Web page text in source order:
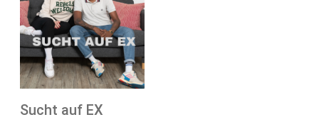
Sucht auf EX